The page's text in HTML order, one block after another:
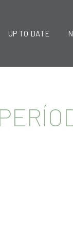
UP TO DATE